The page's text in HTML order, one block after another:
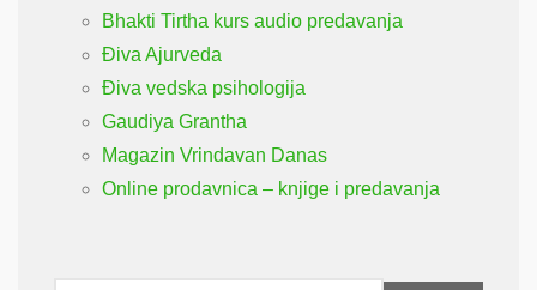
Bhakti Tirtha kurs audio predavanja
Điva Ajurveda
Điva vedska psihologija
Gaudiya Grantha
Magazin Vrindavan Danas
Online prodavnica – knjige i predavanja